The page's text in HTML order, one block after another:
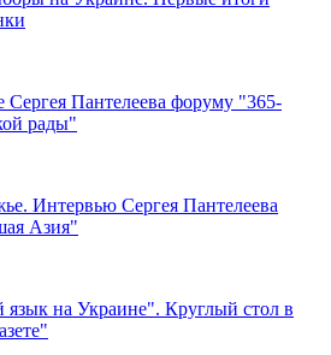
Сергея Пантелеева форуму "365-
рады"
Интервью Сергея Пантелеева
Азия"
язык на Украине". Круглый стол в